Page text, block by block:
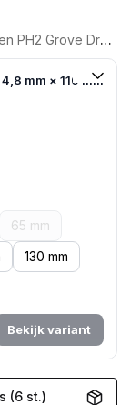
4,8 X 110 250stuks
mm × 110 mm
65 mm
130 mm
Bekijk variant
(6 st.)